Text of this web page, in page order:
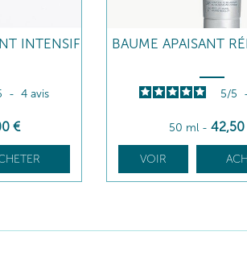
INTENSIF
- 4 avis
€
BAUME APAISANT
5/5
50 ml - 42,50
VOIR